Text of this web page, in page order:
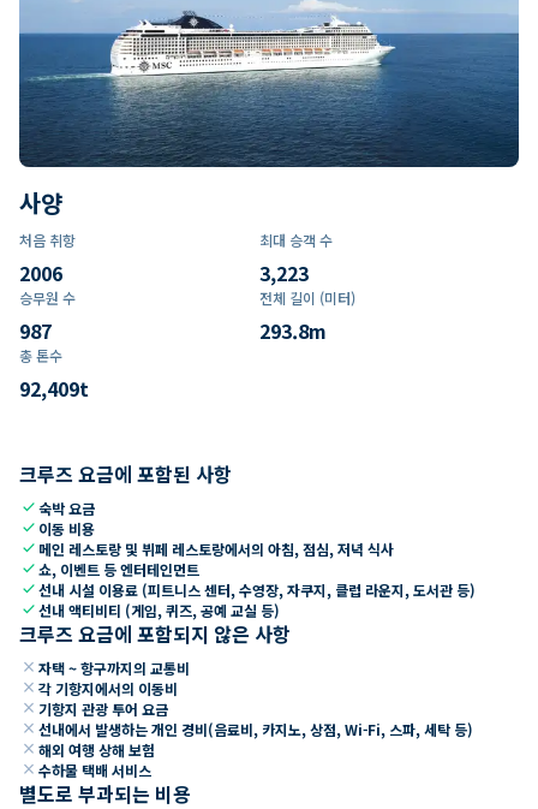
사양
처음 취항
2006
최대 승객 수
3,223
승무원 수
987
전체 길이 (미터)
293.8m
총 톤수
92,409t
크루즈 요금에 포함된 사항
check숙박 요금
check 이동 비용
check 메인 레스토랑 및 뷔페 레스토랑에서의 아침, 점심, 저녁 식사
check쇼, 이벤트 등 엔터테인먼트
check선내 시설 이용료 (피트니스 센터, 수영장, 자쿠지, 클럽 라운지, 도서관 등)
check선내 액티비티 (게임, 퀴즈, 공예 교실 등)
크루즈 요금에 포함되지 않은 사항
close 자택 ~ 항구까지의 교통비
close 각 기항지에서의 이동비
close 기항지 관광 투어 요금
close 선내에서 발생하는 개인 경비(음료비, 카지노, 상점, Wi-Fi, 스파, 세탁 등)
close 해외 여행 상해 보험
close 수하물 택배 서비스
별도로 부과되는 비용